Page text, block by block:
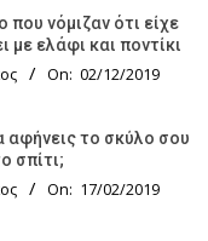
νόμιζαν ότι είχε
με ελάφι και ποντίκι
On: 02/12/2019
αφήνεις το σκύλο σου
σπίτι;
On: 17/02/2019